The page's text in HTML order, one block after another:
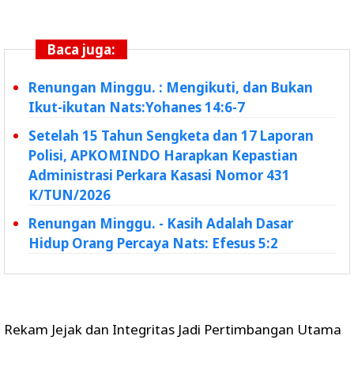
Baca juga:
Renungan Minggu. : Mengikuti, dan Bukan
Ikut-ikutan Nats:Yohanes 14:6-7
Setelah 15 Tahun Sengketa dan 17 Laporan
Polisi, APKOMINDO Harapkan Kepastian
Administrasi Perkara Kasasi Nomor 431
K/TUN/2026
Renungan Minggu. - Kasih Adalah Dasar
Hidup Orang Percaya Nats: Efesus 5:2
Rekam Jejak dan Integritas Jadi Pertimbangan Utama